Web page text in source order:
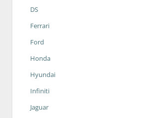
DS
Ferrari
Ford
Honda
Hyundai
Infiniti
Jaguar